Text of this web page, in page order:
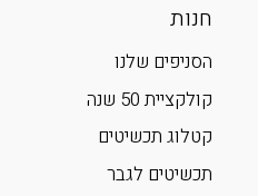
חנות
הסניפים שלנו
קולקציית 50 שנה
קטלוג תכשיטים
תכשיטים לגבר